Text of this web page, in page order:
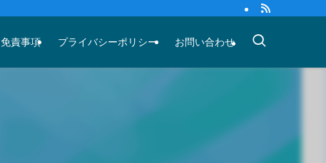
免責事項 プライバシーポリシー お問い合わせ